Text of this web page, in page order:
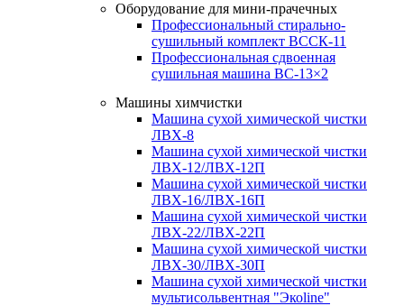
Оборудование для мини-прачечных
Профессиональный стирально-
сушильный комплект ВССК-11
Профессиональная сдвоенная
сушильная машина ВС-13×2
Машины химчистки
Машина сухой химической чистки
ЛВХ-8
Машина сухой химической чистки
ЛВХ-12/ЛВХ-12П
Машина сухой химической чистки
ЛВХ-16/ЛВХ-16П
Машина сухой химической чистки
ЛВХ-22/ЛВХ-22П
Машина сухой химической чистки
ЛВХ-30/ЛВХ-30П
Машина сухой химической чистки
мультисольвентная "Экоline"